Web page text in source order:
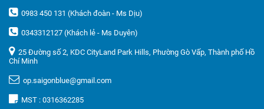
0983 450 131 (Khách đoàn - Ms Dịu)
0343312127 (Khách lẻ - Ms Duyên)
25 Đường số 2, KDC CityLand Park Hills, Phường Gò Vấp, Thành phố Hồ
Chí Minh
op.saigonblue@gmail.com
MST : 0316362285